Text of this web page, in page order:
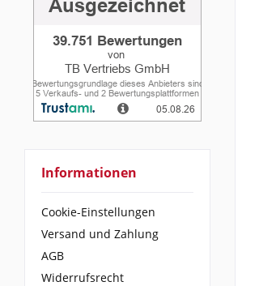
Informationen
Cookie-Einstellungen
Versand und Zahlung
AGB
Widerrufsrecht